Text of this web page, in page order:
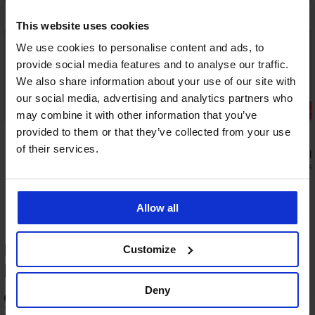
This website uses cookies
We use cookies to personalise content and ads, to
provide social media features and to analyse our traffic.
We also share information about your use of our site with
our social media, advertising and analytics partners who
may combine it with other information that you’ve
provided to them or that they’ve collected from your use
of their services.
Allow all
Customize
Deny
5
Výprodej
Sleva -70%
4,2
Horní díl plavek Neha Red
Sleva -50%
Horní díl
660
HODNOCENÍ PRODUKTU Horní díl
bikin Cayla
92%